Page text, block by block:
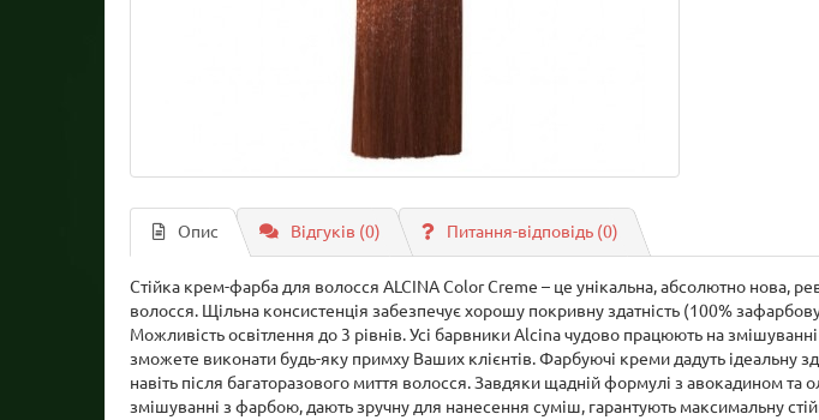
Опис Відгуків (0) Питання-відповідь (0)
Стійка крем-фарба для волосся ALCINA Color Creme – це унікальна, абсолютно нова,
волосся. Щільна консистенція забезпечує хорошу покривну здатність (100%
Можливість освітлення до 3 рівнів. Усі барвники Alcina чудово працюють на
зможете виконати будь-яку примху Ваших клієнтів. Фарбуючі креми дадуть ідеальну
навіть після багаторазового миття волосся. Завдяки щадній формулі з авокадином
змішуванні з фарбою, дають зручну для нанесення суміш, гарантують максимальну